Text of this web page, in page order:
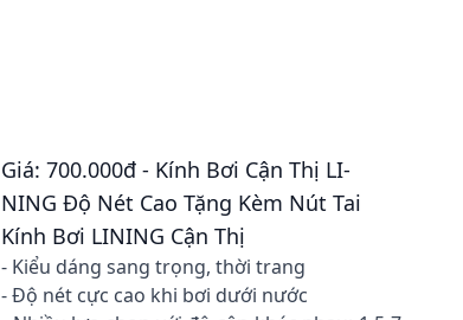
Giá: 700.000đ - Kính Bơi Cận Thị LI-
NING Độ Nét Cao Tặng Kèm Nút Tai
Kính Bơi LINING Cận Thị
- Kiểu dáng sang trọng, thời trang
- Độ nét cực cao khi bơi dưới nước